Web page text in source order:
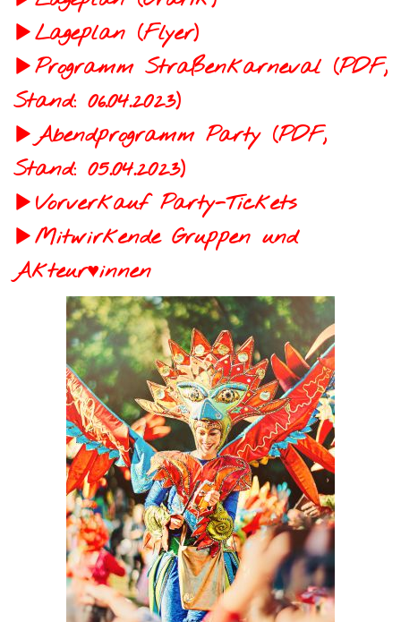
Lageplan (Flyer)
Programm Straßenkarneval (PDF,
Stand: 06.04.2023)
Abendprogramm Party (PDF,
Stand: 05.04.2023)
Vorverkauf Party-Tickets
Mitwirkende Gruppen und
Akteur♥innen